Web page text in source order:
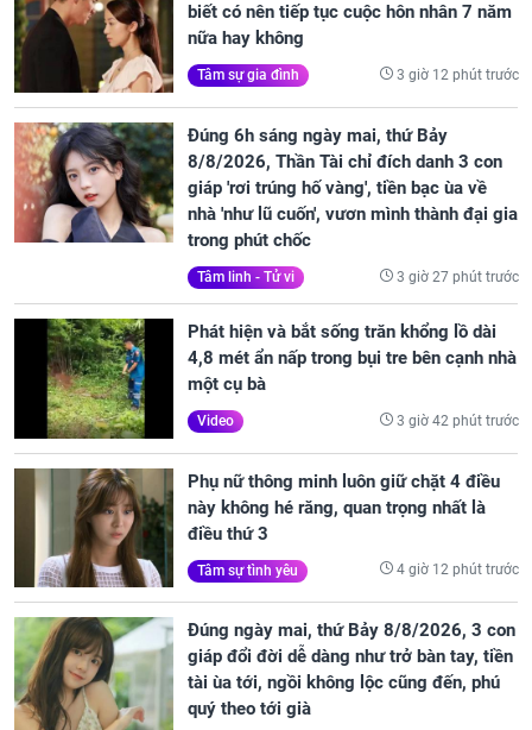
biết có nên tiếp tục cuộc hôn nhân 7 năm
nữa hay không
Tâm sự gia đình 3 giờ 12 phút trước
Đúng 6h sáng ngày mai, thứ Bảy
8/8/2026, Thần Tài chỉ đích danh 3 con
giáp 'rơi trúng hố vàng', tiền bạc ùa về
nhà 'như lũ cuốn', vươn mình thành đại gia
trong phút chốc
Tâm linh - Tử vi 3 giờ 27 phút trước
Phát hiện và bắt sống trăn khổng lồ dài
4,8 mét ẩn nấp trong bụi tre bên cạnh nhà
một cụ bà
Video 3 giờ 42 phút trước
Phụ nữ thông minh luôn giữ chặt 4 điều
này không hé răng, quan trọng nhất là
điều thứ 3
Tâm sự tình yêu 4 giờ 12 phút trước
Đúng ngày mai, thứ Bảy 8/8/2026, 3 con
giáp đổi đời dễ dàng như trở bàn tay, tiền
tài ùa tới, ngồi không lộc cũng đến, phú
quý theo tới già